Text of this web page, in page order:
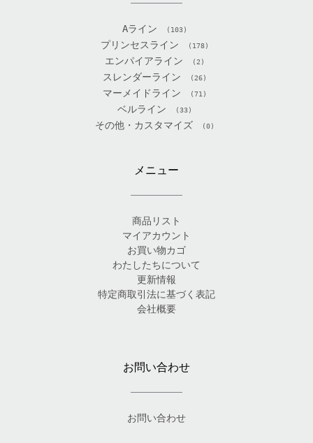
Aライン (103)
プリンセスライン (178)
エンパイアライン (2)
スレンダーライン (26)
マーメイドライン (71)
ベルライン (33)
その他・カスタマイズ (0)
メニュー
商品リスト
マイアカウント
お買い物カゴ
わたしたちについて
更新情報
特定商取引法に基づく表記
会社概要
お問い合わせ
お問い合わせ